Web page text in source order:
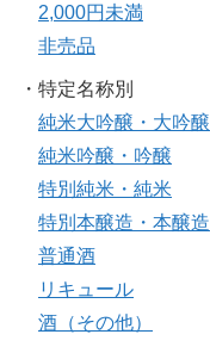
2,000円未満
非売品
・特定名称別
純米大吟醸・大吟醸
純米吟醸・吟醸
特別純米・純米
特別本醸造・本醸造
普通酒
リキュール
酒（その他）